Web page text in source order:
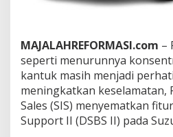
S
I
I
n
t
u
k
MAJALAHREFORMASI.com –
seperti menurunnya
kantuk masih menjadi
meningkatkan keselamatan,
Sales (SIS) menyematkan
Support II (DSBS II) pada